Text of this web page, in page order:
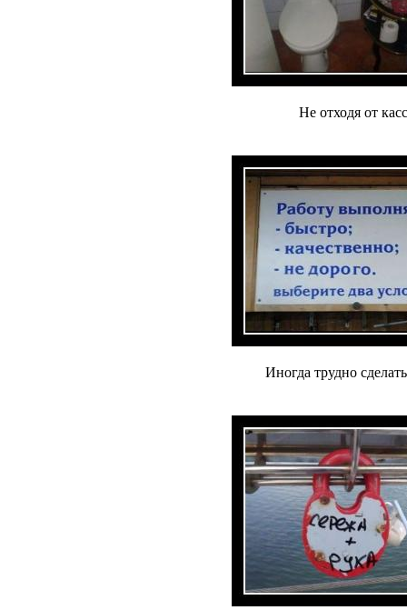
Не отходя от
Иногда трудно